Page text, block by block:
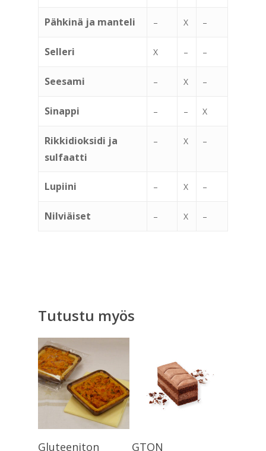
Pähkinä ja manteli – X –
Selleri X – –
Seesami – X –
Sinappi – – X
Rikkidioksidi ja
sulfaatti
– X –
Lupiini – X –
Nilviäiset – X –
Tutustu myös
Lue Lisää
Gluteeniton
Lue Lisää
GTON